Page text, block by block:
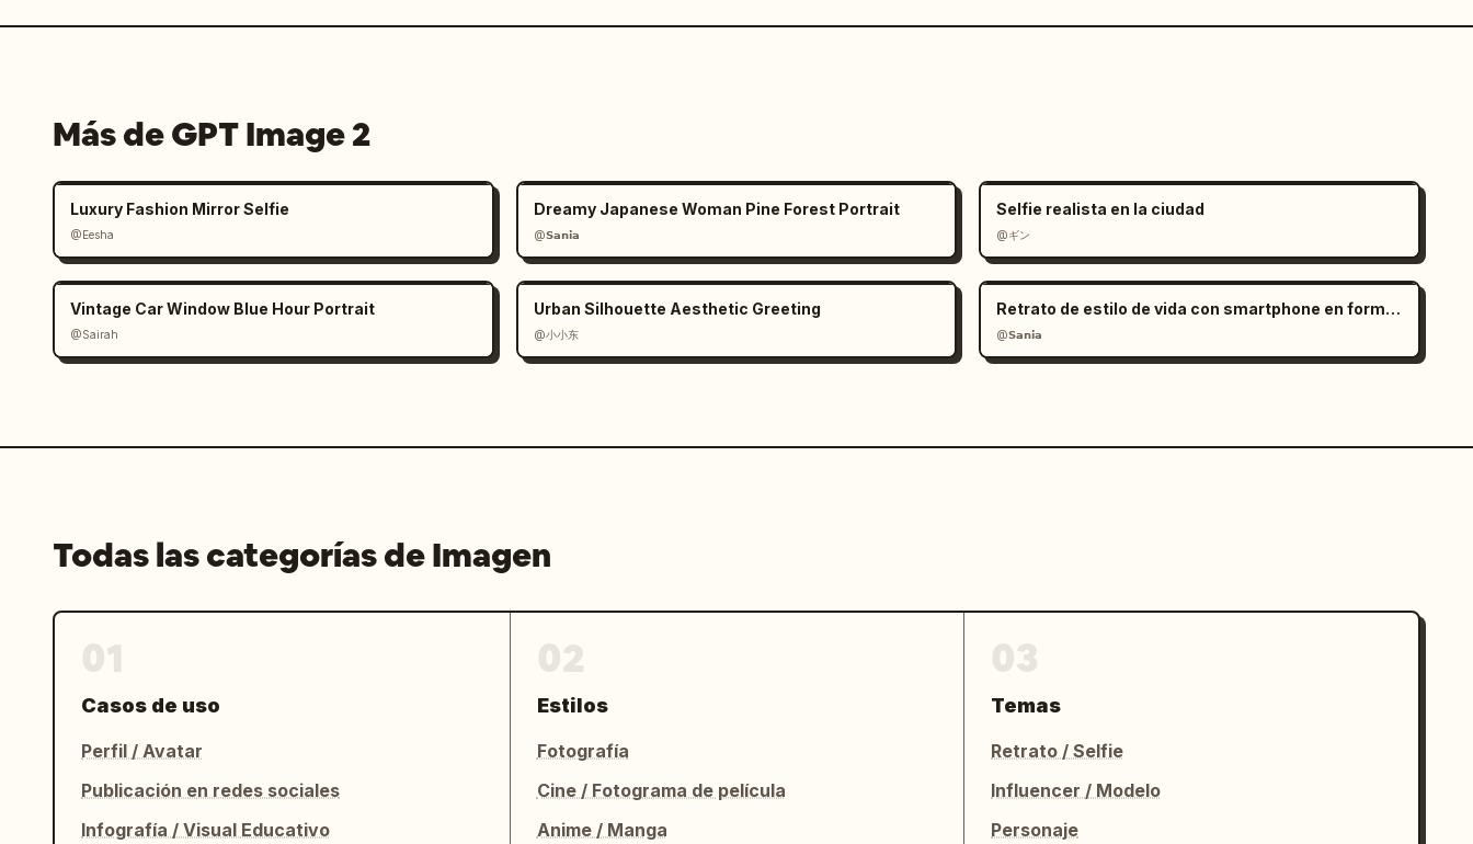
Más de GPT Image 2
Luxury Fashion Mirror Selfie
@Eesha
Dreamy Japanese Woman Pine Forest Portrait
@𝗦𝗮𝗻𝗶𝗮
Selfie realista en la ciudad
@ギン
Vintage Car Window Blue Hour Portrait
@Sairah
Urban Silhouette Aesthetic Greeting
@小小东
Retrato de estilo de vida con smartphone en formato RAW
@𝗦𝗮𝗻𝗶𝗮
Todas las categorías de Imagen
Casos de uso
Perfil / Avatar
Publicación en redes sociales
Infografía / Visual Educativo
Estilos
Fotografía
Cine / Fotograma de película
Anime / Manga
Temas
Retrato / Selfie
Influencer / Modelo
Personaje